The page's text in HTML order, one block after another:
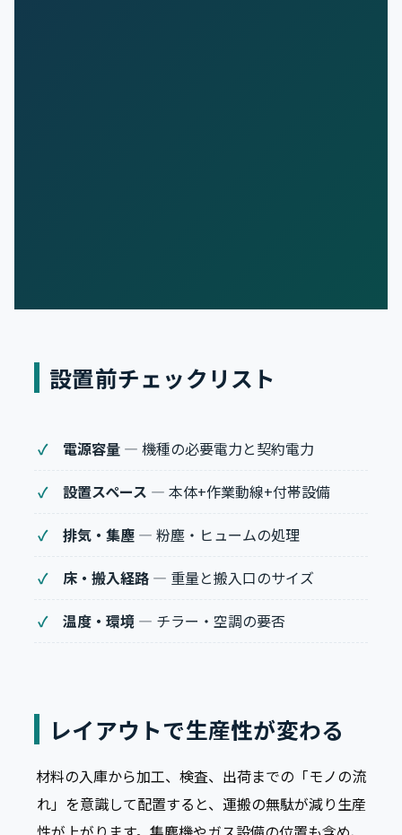
設置前チェックリスト
電源容量 — 機種の必要電力と契約電力
設置スペース — 本体+作業動線+付帯設備
排気・集塵 — 粉塵・ヒュームの処理
床・搬入経路 — 重量と搬入口のサイズ
温度・環境 — チラー・空調の要否
レイアウトで生産性が変わる
材料の入庫から加工、検査、出荷までの「モノの流
れ」を意識して配置すると、運搬の無駄が減り生産